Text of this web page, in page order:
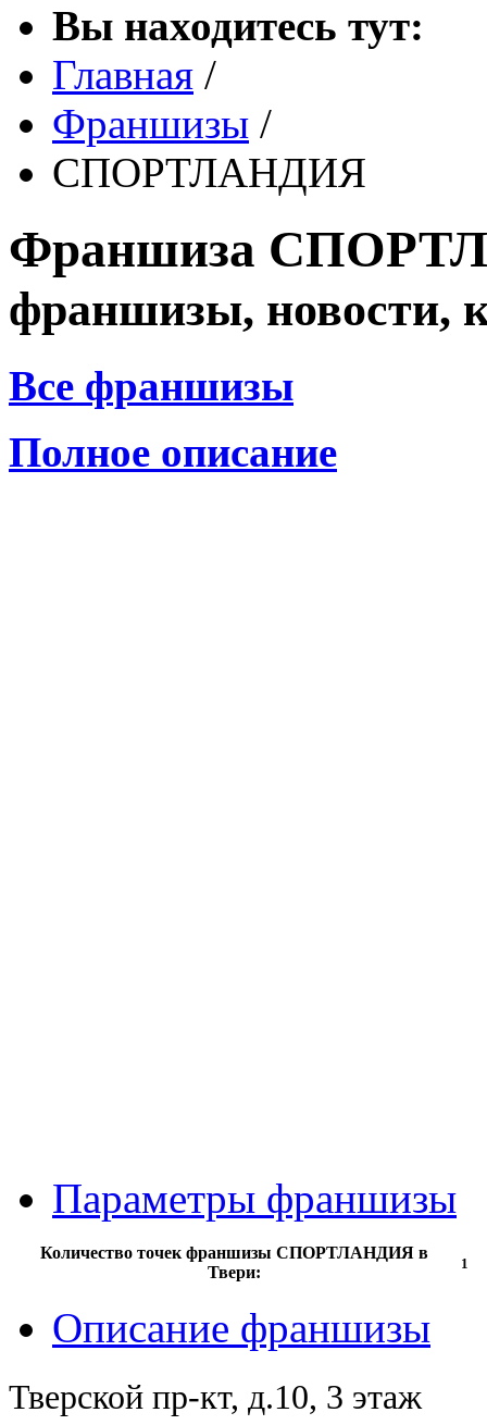
Вы находитесь тут:
Главная /
Франшизы /
СПОРТЛАНДИЯ
Франшиза
франшизы, новости,
Все франшизы
Полное описание
Параметры франшизы
Количество точек франшизы СПОРТЛАНДИЯ в
Твери:
1
Описание франшизы
Тверской пр-кт, д.10, 3 этаж